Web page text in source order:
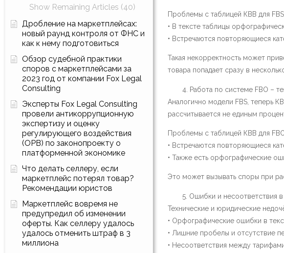
Show Remaining Articles (40)
Дробление на маркетплейсах:
новый раунд контроля от ФНС и
как к нему подготовиться
Обзор судебной практики
споров с маркетплейсами за
2023 год от компании Fox Legal
Consulting
Эксперты Fox Legal Consulting
провели антикоррупционную
экспертизу и оценку
регулирующего воздействия
(ОРВ) по законопроекту о
платформенной экономике
Что делать селлеру, если
маркетплейс потерял товар?
Рекомендации юристов
Маркетплейс вовремя не
предупредил об изменении
оферты. Как селлеру удалось
удалось отменить штраф в 3
миллиона
Проблемы с таблицей КВВ для
• В тексте таблицы
• Встречаются повторяющиеся
Такая некорректность может
товара попадает сразу в
Работа по системе FBO –
Аналогично модели FBS, теперь
рассчитывается не единым
Проблемы с таблицей КВВ для
• Встречаются повторяющиеся
• Также есть орфографические
Это может вызывать споры при
Ошибки и несоответствия
Технические и юридические
• Орфографические ошибки в
• Лишние пробелы и отсутствие
• Несоответствия между